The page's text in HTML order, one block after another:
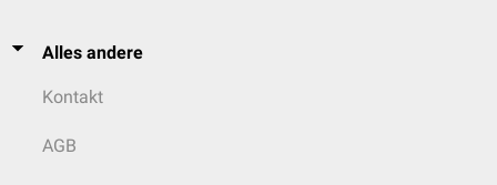
Alles andere
Kontakt
AGB